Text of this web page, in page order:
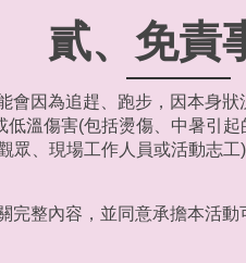
貳、免責
會因為追趕、跑步，因本身
溫傷害(包括燙傷、中暑引
眾、現場工作人員或活動志
完整內容，並同意承擔本活